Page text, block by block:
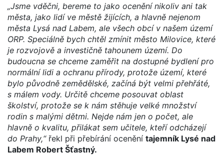
„Jsme vděčni, bereme to jako ocenění nikoliv ani tak
města, jako lidí ve městě žijících, a hlavně nejenom
města Lysá nad Labem, ale všech obcí v našem území
ORP. Speciálně bych chtěl zmínit město Milovice, které
je rozvojově a investičně tahounem území. Do
budoucna se chceme zaměřit na dostupné bydlení pro
normální lidi a ochranu přírody, protože území, které
bylo původně zemědělské, začíná být velmi přehřáté,
s málem vody. Určitě chceme posouvat oblast
školství, protože se k nám stěhuje velké množství
rodin s malými dětmi. Nejde nám jen o počet, ale
hlavně o kvalitu, přilákat sem učitele, kteří odcházejí
do Prahy,“řekl při přebírání ocenění tajemník Lysé nad
Labem Robert Šťastný.